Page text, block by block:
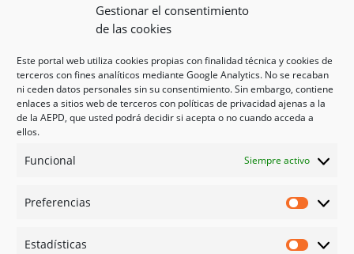
Gestionar el consentimiento
de las cookies
Este portal web utiliza cookies propias con finalidad técnica y cookies de
terceros con fines analíticos mediante Google Analytics. No se recaban
ni ceden datos personales sin su consentimiento. Sin embargo, contiene
enlaces a sitios web de terceros con políticas de privacidad ajenas a la
de la AEPD, que usted podrá decidir si acepta o no cuando acceda a
ellos.
Funcional Siempre activo
Preferencias
Estadísticas
Términos y condiciones
Exoneración de responsabilidad
Mapa del sitio
Mi cuenta
Tienda
Psicología en Murcia
Guías
Redes sociales
Instagram